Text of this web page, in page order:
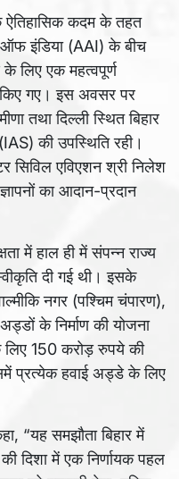
ऐतिहासिक कदम के तहत
ऑफ इंडिया (AAI) के बीच
के लिए एक महत्वपूर्ण
किए गए। इस अवसर पर
तथा दिल्ली स्थित बिहार
की उपस्थिति रही।
सिविल एविएशन श्री निलेश
का आदान-प्रदान
में हाल ही में संपन्न राज्य
दी गई थी। इसके
नगर (पश्चिम चंपारण),
के निर्माण की योजना
150 करोड़ रुपये की
प्रत्येक हवाई अड्डे के लिए
“यह समझौता बिहार में
दिशा में एक निर्णायक पहल